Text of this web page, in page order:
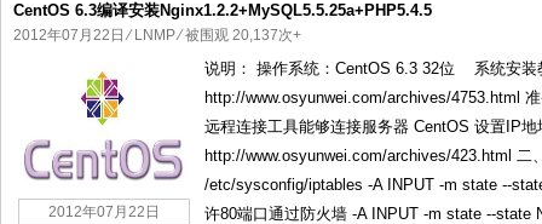
国产化操作系统欧拉openEuler编
CentOS 6.3编译安装Nginx1.2.2+MySQL5.5.25a+PHP5.4.5
2012年07月22日 ⁄ LNMP⁄ 被围观 20,137次+
2012年07月22日
说明： 操作系统：CentOS 6.3 32位 系统安装
http://www.osyunwei.com/archives/4753.html
远程连接工具能够连接服务器 CentOS 设置IP
http://www.osyunwei.com/archives/423.html 二
/etc/sysconfig/iptables -A INPUT -m state --
许80端口通过防火墙 -A INPUT -m state --state